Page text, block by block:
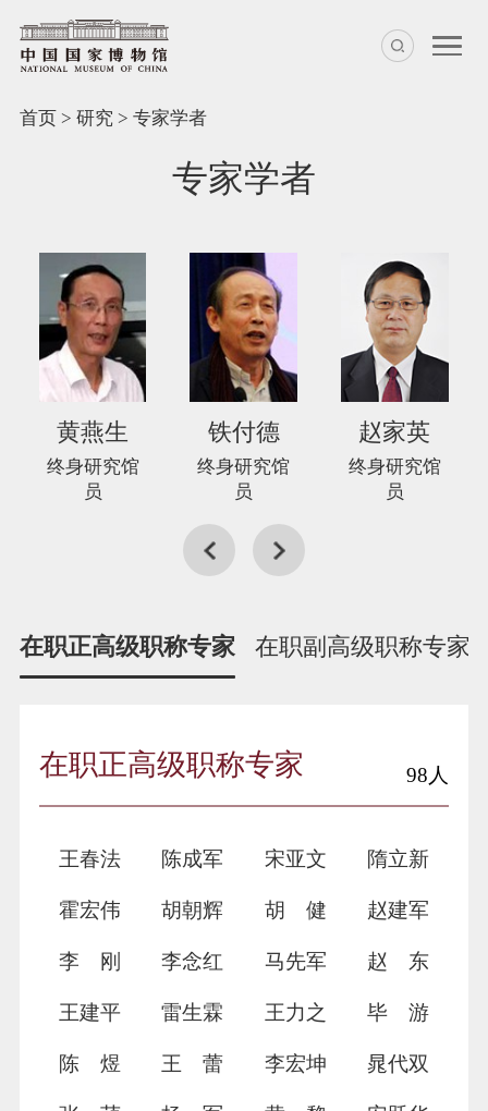
首页> 研究 > 专家学者
专家学者
黄燕生
终身研究馆
员
铁付德
终身研究馆
员
赵家英
终身研究馆
员
在职正高级职称专家 在职副高级职称专家
在职正高级职称专家 98人
王春法 陈成军 宋亚文 隋立新
霍宏伟 胡朝辉 胡 健 赵建军
李 刚 李念红 马先军 赵 东
王建平 雷生霖 王力之 毕 游
陈 煜 王 蕾 李宏坤 晁代双